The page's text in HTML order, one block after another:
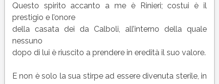
Questo spirito accanto a me è Rinieri; costui è il
prestigio e l’onore
della casata dei da Calboli, all’interno della quale
nessuno
dopo di lui è riuscito a prendere in eredità il suo valore.
E non è solo la sua stirpe ad essere divenuta sterile, in